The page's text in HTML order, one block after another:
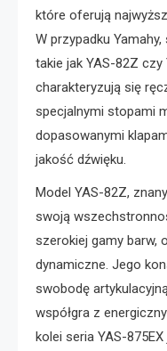
które oferują
W przypadku
takie jak YAS-82Z czy
charakteryzują się
specjalnymi stopami
dopasowanymi
jakość dźwięku.
Model YAS-82Z,
swoją
szerokiej gamy barw,
dynamiczne. Jego
swobodę
współgra z
kolei seria YAS-